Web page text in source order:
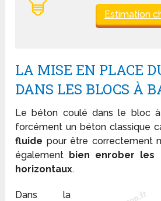
Estimation
LA MISE EN PLACE
DANS LES BLOCS À
Le béton coulé dans le bloc à
forcément un béton classique
fluide pour être correctement
également bien enrober les
horizontaux.
Dans la